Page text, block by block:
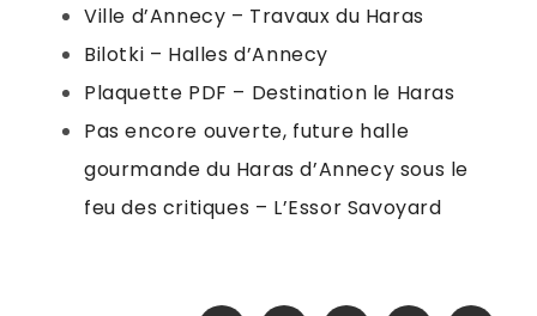
Ville d’Annecy – Travaux du Haras
Bilotki – Halles d’Annecy
Plaquette PDF – Destination le Haras
Pas encore ouverte, future halle
gourmande du Haras d’Annecy sous le
feu des critiques – L’Essor Savoyard